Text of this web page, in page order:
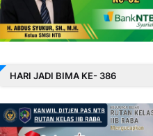
HARI JADI BIMA KE- 386